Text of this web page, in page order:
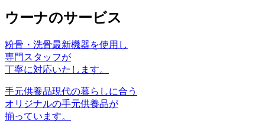
ウーナのサービス
粉骨・洗骨最新機器を使⽤し
専⾨スタッフが
丁寧に対応いたします。
手元供養品現代の暮らしに合う
オリジナルの手元供養品が
揃っています。